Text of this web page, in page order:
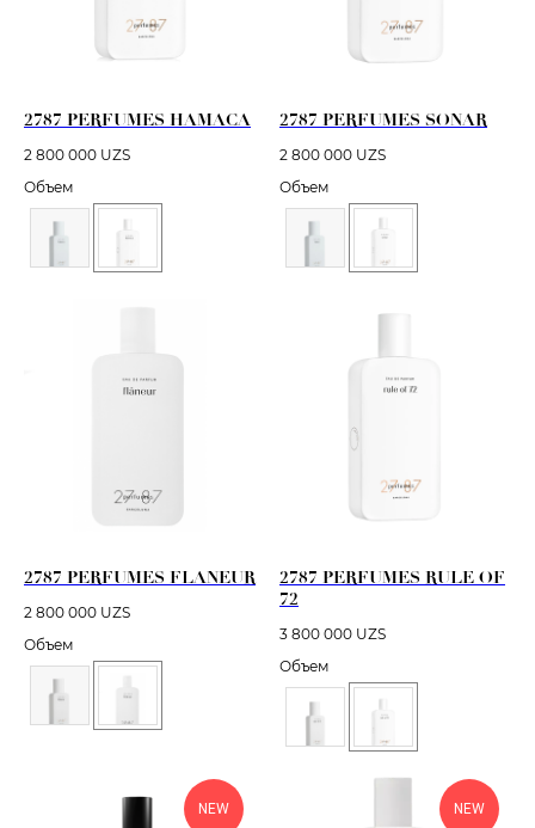
2787 PERFUMES HAMACA
2 800 000 UZS
Объем
2787 PERFUMES SONAR
2 800 000 UZS
Объем
2787 PERFUMES FLANEUR
2 800 000 UZS
Объем
2787 PERFUMES RULE OF
72
3 800 000 UZS
Объем
NEW NEW